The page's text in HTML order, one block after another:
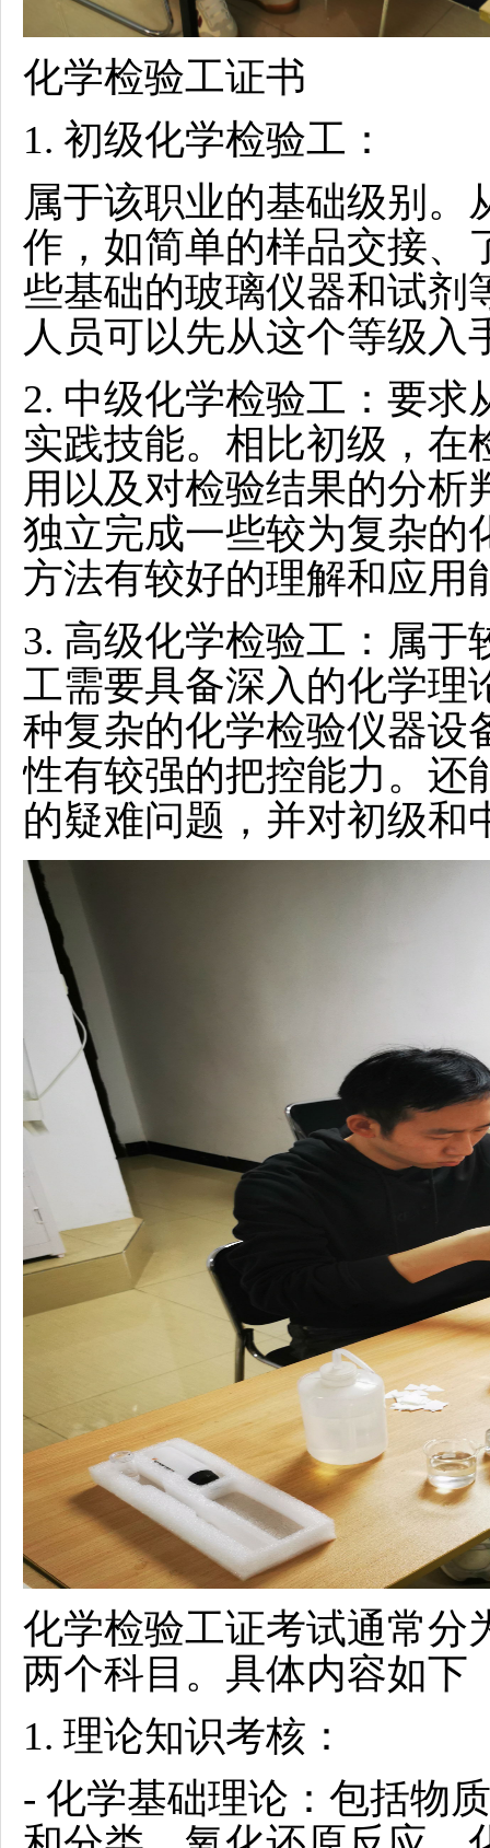
化学检验工证书
1. 初级化学检验工 ：
属于该职业的基础级别
作，如简单的样品交接、
些基础的玻璃仪器和试剂
人员可以先从这个等级
2. 中级化学检验工 ：要
实践技能。相比初级，在
用以及对检验结果的分析
独立完成一些较为复杂的
方法有较好的理解和应用
3. 高级化学检验工 ：属
工需要具备深入的化学理
种复杂的化学检验仪器设
性有较强的把控能力。还
的疑难问题，并对初级和
化学检验工证考试通常分
两个科目。具体内容如下
1. 理论知识考核：
- 化学基础理论：包括物